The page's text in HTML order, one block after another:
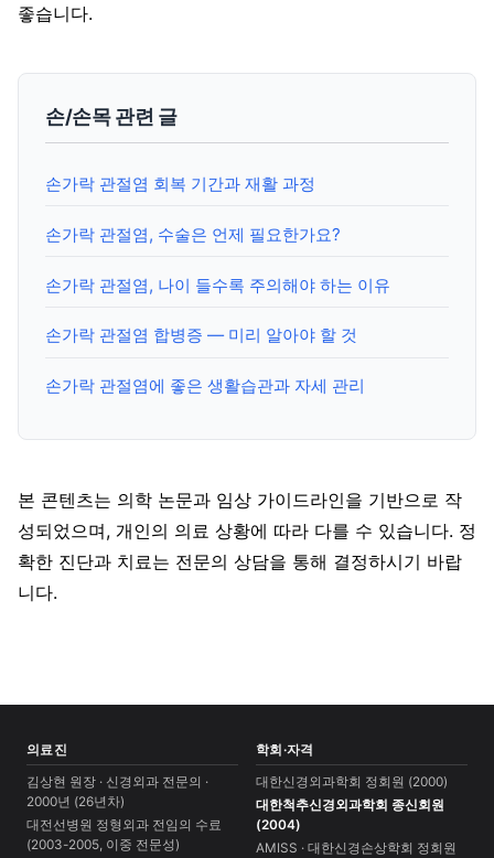
좋습니다.
손/손목 관련 글
손가락 관절염 회복 기간과 재활 과정
손가락 관절염, 수술은 언제 필요한가요?
손가락 관절염, 나이 들수록 주의해야 하는 이유
손가락 관절염 합병증 — 미리 알아야 할 것
손가락 관절염에 좋은 생활습관과 자세 관리
본 콘텐츠는 의학 논문과 임상 가이드라인을 기반으로 작
성되었으며, 개인의 의료 상황에 따라 다를 수 있습니다. 정
확한 진단과 치료는 전문의 상담을 통해 결정하시기 바랍
니다.
의료진
김상현 원장 · 신경외과 전문의 ·
2000년 (26년차)
대전선병원 정형외과 전임의 수료
(2003-2005, 이중 전문성)
학회·자격
대한신경외과학회 정회원 (2000)
대한척추신경외과학회 종신회원
(2004)
AMISS · 대한신경손상학회 정회원